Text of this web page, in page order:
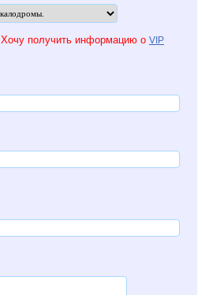
Хочу получить информацию о VIP